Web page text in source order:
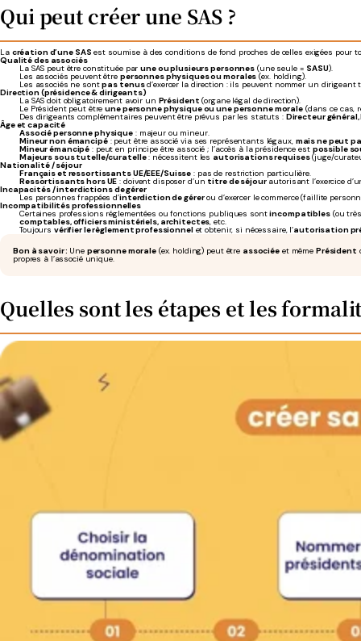
Qui peut créer une SAS ?
La création d’une SAS est soumise à des conditions de fond proches de celles exigées pour
Qualité des associés
La SAS peut être constituée parune ou plusieurs personnes (une seule = SASU).
Les associés peuvent être personnes physiques ou morales (ex. holding).
Les associés ne sontpas tenusd’exercer la direction : ils peuvent nommer un dirigeant
Direction (présidence & dirigeants)
La SAS doit obligatoirement avoir un Président (organe légal de direction).
Le Président peut êtreune personne physique ou une personne morale(dans ce cas,
Des dirigeants complémentaires peuvent être prévus par les statuts : Directeur général,
Âge et capacité
Associé personne physique : majeur ou mineur.
Mineur non émancipé: peut être associé via ses représentants légaux, mais ne peut
Mineur émancipé : peut en principe être associé ; l’accès à la présidence est possible
Majeurs sous tutelle/curatelle: nécessitent les autorisations requises(juge/
Nationalité / séjour
Français et ressortissants UE/EEE/Suisse : pas de restriction particulière.
Ressortissants hors UE : doivent disposer d’un titre de séjourautorisant l’exercice
Incapacités / interdictions de gérer
Les personnes frappées d’interdiction de gérerou d’exercer le commerce (faillite
Incompatibilités professionnelles
Certaines professions réglementées ou fonctions publiques sontincompatibles(ou très
comptables, officiers ministériels, architectes, etc.
Toujours vérifier le règlement professionnelet obtenir, si nécessaire, l’autorisation
Bon à savoir : Une personne morale(ex. holding) peut être associéeet même Président
propres à l’associé unique.
Quelles sont les étapes et les